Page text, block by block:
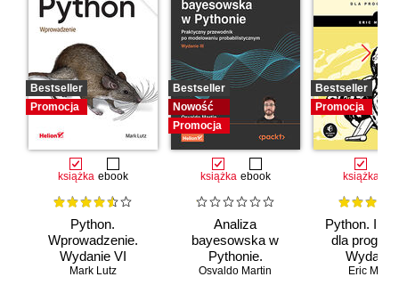
Bestseller
Promocja
książka ebook
Python.
Wprowadzenie.
Wydanie VI
Mark Lutz
Bestseller
Nowość
Promocja
książka ebook
Analiza
bayesowska w
Pythonie.
Praktyczny
Osvaldo Martin
Bestseller
Promocja
książka
Python.
dla
Wydanie
Eric